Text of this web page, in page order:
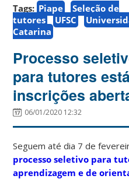
Tags: Piape
Seleção de
tutores
UFSC
Catarina
Processo
para tutores
inscrições
06/01/2020 12:32
Seguem até dia 7 de
processo seletivo para
aprendizagem e de